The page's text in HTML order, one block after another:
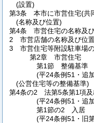
(設置)
第3条
本市に市営住宅(共
(名称及び位置)
第4条
市営住宅の名称及び
2
市営店舗の名称及び位置
3
市営住宅等附設駐車場
第2章
市営住宅
第1節
整備基準
(平24条例51・追
(公営住宅等の整備基準)
第4条の2
法第5条第1項
(平24条例51・追
第1節の2
入居
(平24条例51・旧